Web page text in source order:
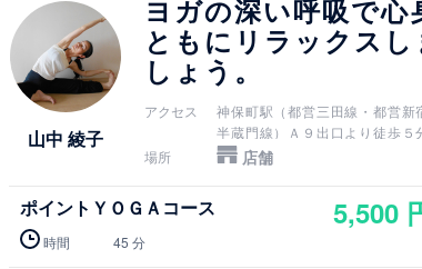
山中 綾子
ヨガの深い呼吸で心
ともにリラックスし
しょう。
アクセス
神保町駅（都営三田線・都営新
半蔵門線）Ａ９出口より徒歩５
新御茶ノ水駅（千代田線）Ｂ３
場所 店舗
ポイントＹＯＧＡコース
時間 45 分
5,500